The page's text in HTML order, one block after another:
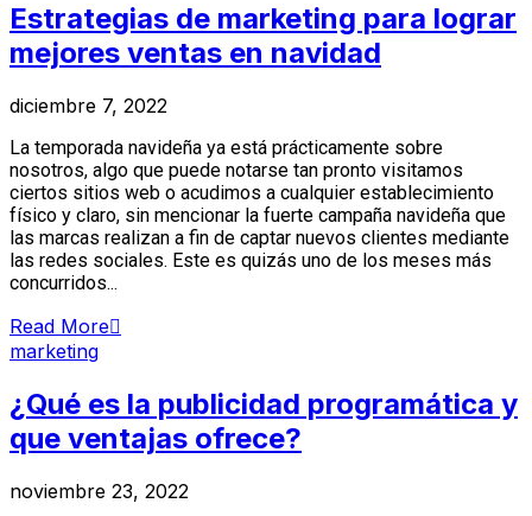
Estrategias de marketing para lograr
mejores ventas en navidad
diciembre 7, 2022
La temporada navideña ya está prácticamente sobre
nosotros, algo que puede notarse tan pronto visitamos
ciertos sitios web o acudimos a cualquier establecimiento
físico y claro, sin mencionar la fuerte campaña navideña que
las marcas realizan a fin de captar nuevos clientes mediante
las redes sociales. Este es quizás uno de los meses más
concurridos...
Read More
marketing
¿Qué es la publicidad programática y
que ventajas ofrece?
noviembre 23, 2022